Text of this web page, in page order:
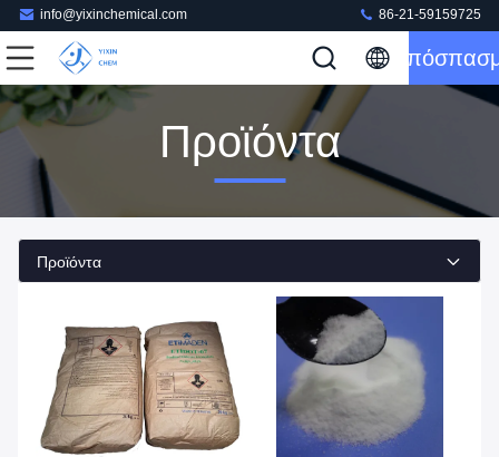
info@yixinchemical.com 86-21-59159725
Προϊόντα
Προϊόντα